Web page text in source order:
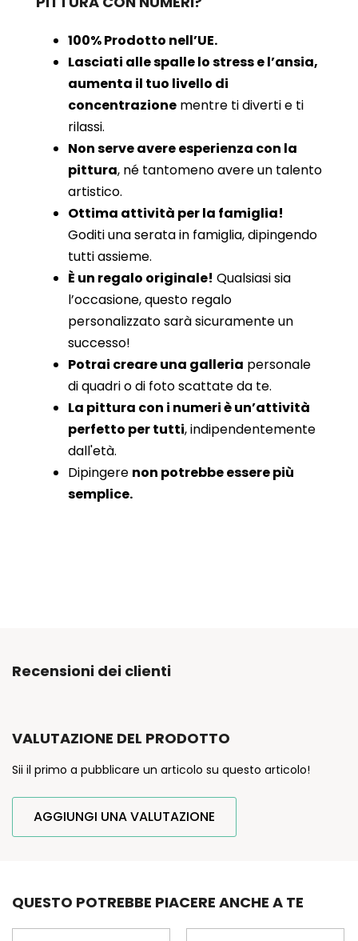
100% Prodotto nell’UE.
Lasciati alle spalle lo stress e l’ansia,
aumenta il tuo livello di
concentrazione mentre ti diverti e ti
rilassi.
Non serve avere esperienza con la
pittura, né tantomeno avere un talento
artistico.
Ottima attività per la famiglia!
Goditi una serata in famiglia, dipingendo
tutti assieme.
È un regalo originale! Qualsiasi sia
l’occasione, questo regalo
personalizzato sarà sicuramente un
successo!
Potrai creare una galleria personale
di quadri o di foto scattate da te.
La pittura con i numeri è un’attività
perfetto per tutti, indipendentemente
dall'età.
Dipingere non potrebbe essere più
semplice.
Recensioni dei clienti
VALUTAZIONE DEL PRODOTTO
Sii il primo a pubblicare un articolo su questo articolo!
AGGIUNGI UNA VALUTAZIONE
QUESTO POTREBBE PIACERE ANCHE A TE